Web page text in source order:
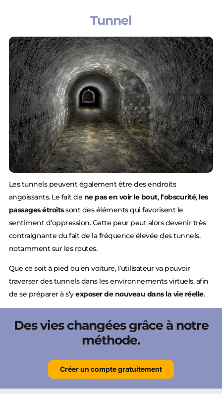
Tunnel
Les tunnels peuvent également être des endroits
angoissants. Le fait de ne pas en voir le bout, l’obscurité, les
passages étroitssont des éléments qui favorisent le
sentiment d’oppression. Cette peur peut alors devenir très
contraignante du fait de la fréquence élevée des tunnels,
notamment sur les routes.
Que ce soit à pied ou en voiture, l’utilisateur va pouvoir
traverser des tunnels dans les environnements virtuels, afin
de se préparer à s’yexposer de nouveau dans la vie réelle.
Des vies changées grâce à notre
méthode.
Créer un compte gratuitement